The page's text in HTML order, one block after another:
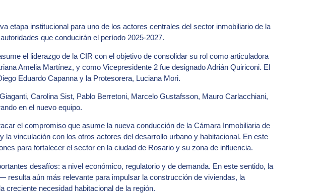
etapa institucional para uno de los actores centrales del sector inmobiliario de la
que conducirán el período 2025-2027.
el liderazgo de la CIR con el objetivo de consolidar su rol como articuladora
Amelia Martínez, y como Vicepresidente 2 fue designado Adrián Quiriconi. El
Eduardo Capanna y la Protesorera, Luciana Mori.
Carolina Sist, Pablo Berretoni, Marcelo Gustafsson, Mauro Carlacchiani,
en el nuevo equipo.
el compromiso que asume la nueva conducción de la Cámara Inmobiliaria de
vinculación con los otros actores del desarrollo urbano y habitacional. En este
para fortalecer el sector en la ciudad de Rosario y su zona de influencia.
desafíos: a nivel económico, regulatorio y de demanda. En este sentido, la
aún más relevante para impulsar la construcción de viviendas, la
creciente necesidad habitacional de la región.